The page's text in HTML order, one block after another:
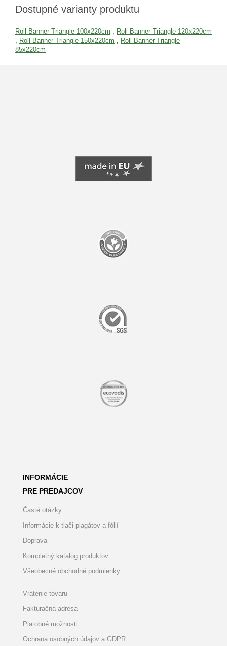
Dostupné varianty produktu
Roll-Banner Triangle 100x220cm
Roll-Banner Triangle 120x220cm
Roll-Banner Triangle 150x220cm
Roll-Banner Triangle
85x220cm
INFORMÁCIE
PRE PREDAJCOV
Časté otázky
Informácie k tlači plagátov a fólií
Doprava
Kompletný katalóg produktov
Všeobecné obchodné podmienky
Vrátenie tovaru
Fakturačná adresa
Platobné možnosti
Ochrana osobných údajov a GDPR